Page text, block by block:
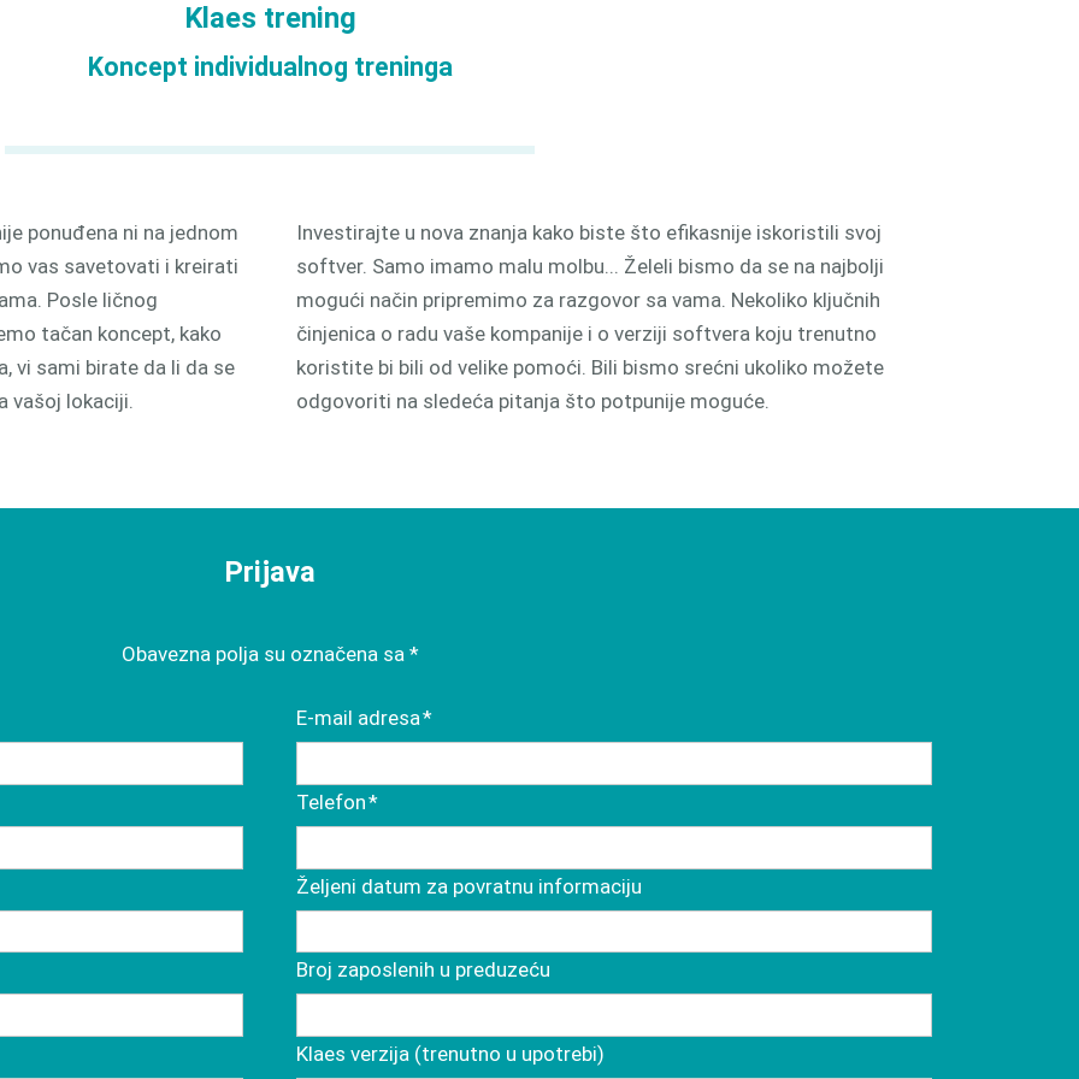
Klaes trening
Koncept individualnog treninga
ponuđena ni na jednom
vas savetovati i kreirati
Posle ličnog
tačan koncept, kako
vi sami birate da li da se
vašoj lokaciji.
Investirajte u nova znanja kako biste što efikasnije iskoristili svoj
softver. Samo imamo malu molbu... Želeli bismo da se na najbolji
mogući način pripremimo za razgovor sa vama. Nekoliko ključnih
činjenica o radu vaše kompanije i o verziji softvera koju trenutno
koristite bi bili od velike pomoći. Bili bismo srećni ukoliko možete
odgovoriti na sledeća pitanja što potpunije moguće.
Prijava
Obavezna polja su označena sa *
Обавезна
поља
E-mail adresa*
Обавезна
поља
Telefon*
Željeni datum za povratnu informaciju
Broj zaposlenih u preduzeću
Klaes verzija (trenutno u upotrebi)